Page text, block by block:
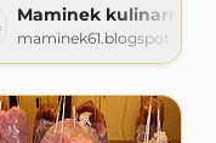
Maminek kulinarny
maminek61.blogspot.com